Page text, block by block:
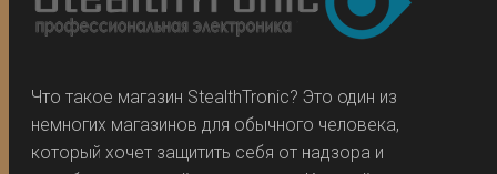
Что такое магазин StealthTronic? Это один из
немногих магазинов для обычного человека,
который хочет защитить себя от надзора и